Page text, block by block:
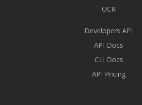
OCR
Developers API
API Docs
CLI Docs
API Pricing